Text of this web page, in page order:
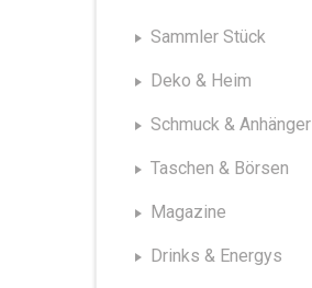
Sammler Stück
Deko & Heim
Schmuck & Anhänger
Taschen & Börsen
Magazine
Drinks & Energys